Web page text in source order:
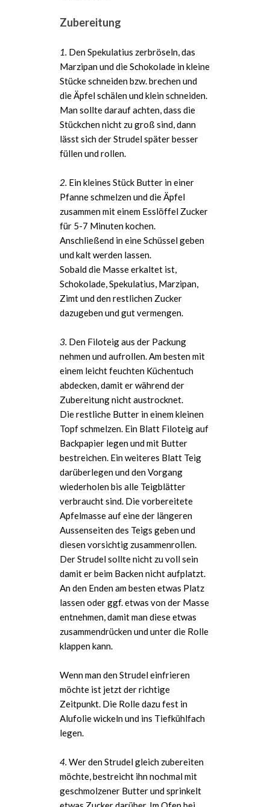
Zubereitung
1. Den Spekulatius zerbröseln, das
Marzipan und die Schokolade in kleine
Stücke schneiden bzw. brechen und
die Äpfel schälen und klein schneiden.
Man sollte darauf achten, dass die
Stückchen nicht zu groß sind, dann
lässt sich der Strudel später besser
füllen und rollen.
2. Ein kleines Stück Butter in einer
Pfanne schmelzen und die Äpfel
zusammen mit einem Esslöffel Zucker
für 5-7 Minuten kochen.
Anschließend in eine Schüssel geben
und kalt werden lassen.
Sobald die Masse erkaltet ist,
Schokolade, Spekulatius, Marzipan,
Zimt und den restlichen Zucker
dazugeben und gut vermengen.
3. Den Filoteig aus der Packung
nehmen und aufrollen. Am besten mit
einem leicht feuchten Küchentuch
abdecken, damit er während der
Zubereitung nicht austrocknet.
Die restliche Butter in einem kleinen
Topf schmelzen. Ein Blatt Filoteig auf
Backpapier legen und mit Butter
bestreichen. Ein weiteres Blatt Teig
darüberlegen und den Vorgang
wiederholen bis alle Teigblätter
verbraucht sind. Die vorbereitete
Apfelmasse auf eine der längeren
Aussenseiten des Teigs geben und
diesen vorsichtig zusammenrollen.
Der Strudel sollte nicht zu voll sein
damit er beim Backen nicht aufplatzt.
An den Enden am besten etwas Platz
lassen oder ggf. etwas von der Masse
entnehmen, damit man diese etwas
zusammendrücken und unter die Rolle
klappen kann.
Wenn man den Strudel einfrieren
möchte ist jetzt der richtige
Zeitpunkt. Die Rolle dazu fest in
Alufolie wickeln und ins Tiefkühlfach
legen.
4. Wer den Strudel gleich zubereiten
möchte, bestreicht ihn nochmal mit
geschmolzener Butter und sprinkelt